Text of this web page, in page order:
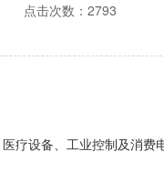
点击次数：2793
设备、工业控制及消费